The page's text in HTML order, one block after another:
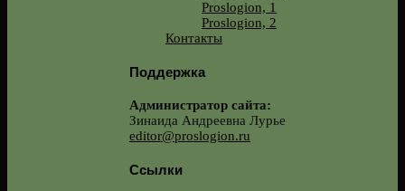
Proslogion, 1
Proslogion, 2
Контакты
Поддержка
Администратор сайта:
Зинаида Андреевна Лурье
editor@proslogion.ru
Ссылки